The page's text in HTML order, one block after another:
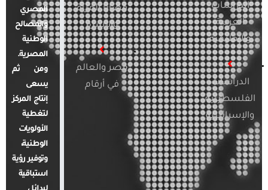
الدراسات
العربية
والإقليمية
الدراسات
الفلسطينية
والإسرائيلية
قضايا المرأة
والأسرة
مصر والعالم
في أرقام
المصري
والمصالح
الوطنية
المصرية.
ومن ثم
يسعى
إنتاج المركز
لتغطية
الأولويات
الوطنية،
وتوفير رؤية
استباقية